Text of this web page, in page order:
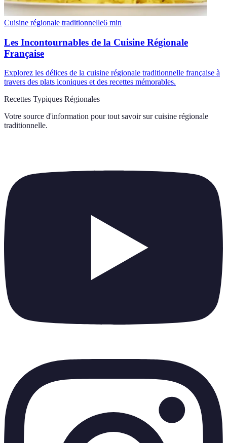
Cuisine régionale traditionnelle6 min
Les Incontournables de la Cuisine Régionale
Française
Explorez les délices de la cuisine régionale traditionnelle française à
travers des plats iconiques et des recettes mémorables.
Recettes Typiques Régionales
Votre source d'information pour tout savoir sur cuisine régionale
traditionnelle.